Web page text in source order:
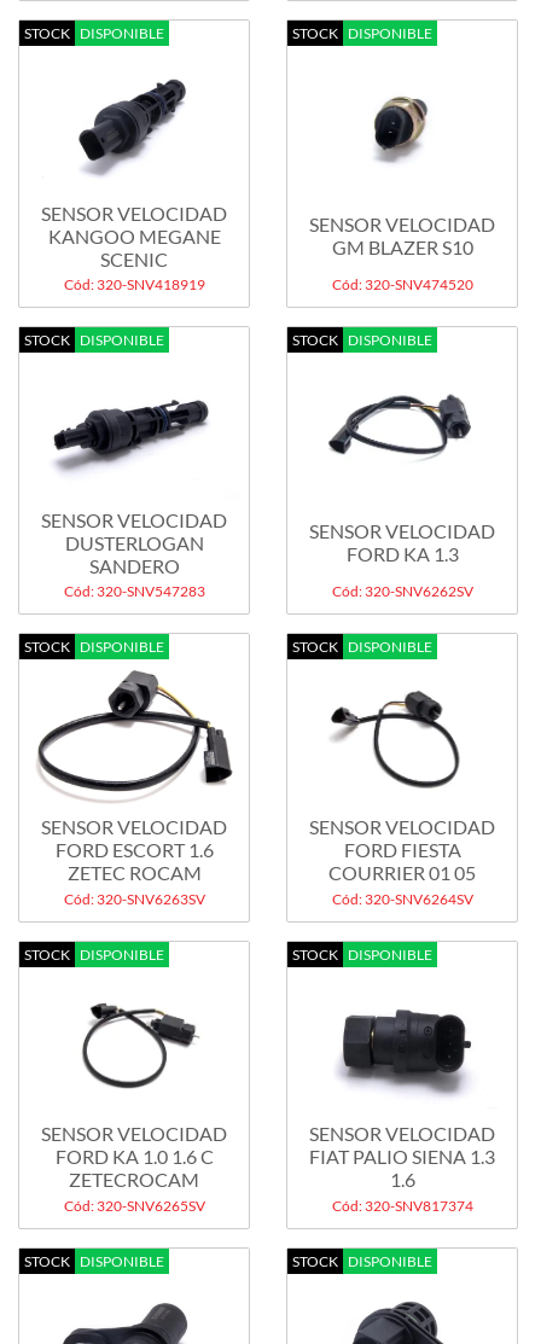
STOCK DISPONIBLE
SENSOR VELOCIDAD
KANGOO MEGANE
SCENIC
Cód: 320-SNV418919
STOCK DISPONIBLE
SENSOR VELOCIDAD
GM BLAZER S10
Cód: 320-SNV474520
STOCK DISPONIBLE
SENSOR VELOCIDAD
DUSTERLOGAN
SANDERO
Cód: 320-SNV547283
STOCK DISPONIBLE
SENSOR VELOCIDAD
FORD KA 1.3
Cód: 320-SNV6262SV
STOCK DISPONIBLE
SENSOR VELOCIDAD
FORD ESCORT 1.6
ZETEC ROCAM
Cód: 320-SNV6263SV
STOCK DISPONIBLE
SENSOR VELOCIDAD
FORD FIESTA
COURRIER 01 05
Cód: 320-SNV6264SV
STOCK DISPONIBLE
SENSOR VELOCIDAD
FORD KA 1.0 1.6 C
ZETECROCAM
Cód: 320-SNV6265SV
STOCK DISPONIBLE
SENSOR VELOCIDAD
FIAT PALIO SIENA 1.3
1.6
Cód: 320-SNV817374
STOCK DISPONIBLE STOCK DISPONIBLE